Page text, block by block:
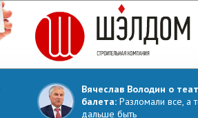
Вячеслав Володин о
балета: Разломали все, а
дальше быть